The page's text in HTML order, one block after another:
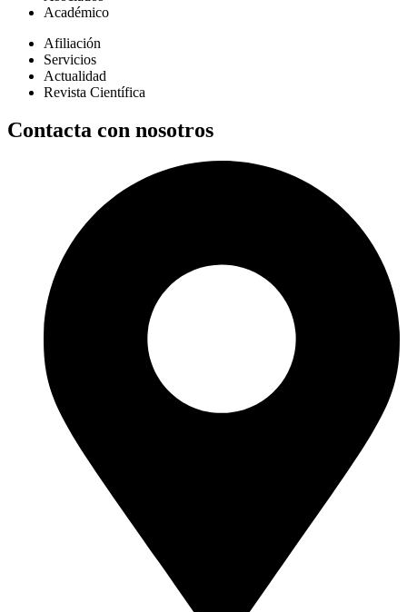
Académico
Afiliación
Servicios
Actualidad
Revista Científica
Contacta con nosotros